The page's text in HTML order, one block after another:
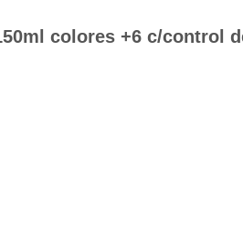
colores +6 c/control